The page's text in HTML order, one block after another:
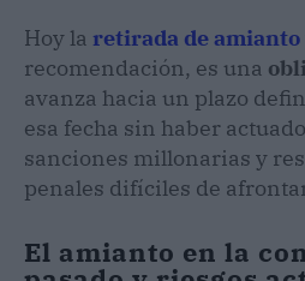
Hoy la retirada de amianto
recomendación, es una
avanza hacia un plazo
esa fecha sin haber
sanciones millonarias y
penales difíciles de
El amianto en la